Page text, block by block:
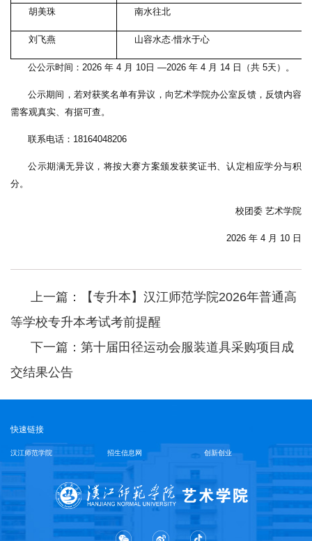
胡美珠 南水往北
刘飞燕 山容水态·惜水于心
公公示时间：2026 年 4 月 10日 —2026 年 4 月 14 日（共 5天）。
公示期间，若对获奖名单有异议，向艺术学院办公室反馈，反馈内容
需客观真实、有据可查。
联系电话：18164048206
公示期满无异议，将按大赛方案颁发获奖证书、认定相应学分与积
分。
校团委 艺术学院
2026 年 4 月 10 日
上一篇：【专升本】汉江师范学院2026年普通高
等学校专升本考试考前提醒
下一篇：第十届田径运动会服装道具采购项目成
交结果公告
快速链接
汉江师范学院 招生信息网 创新创业